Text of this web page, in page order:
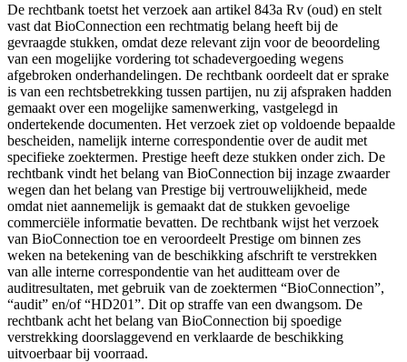
De rechtbank toetst het verzoek aan artikel 843a Rv (oud) en stelt
vast dat BioConnection een rechtmatig belang heeft bij de
gevraagde stukken, omdat deze relevant zijn voor de beoordeling
van een mogelijke vordering tot schadevergoeding wegens
afgebroken onderhandelingen. De rechtbank oordeelt dat er sprake
is van een rechtsbetrekking tussen partijen, nu zij afspraken hadden
gemaakt over een mogelijke samenwerking, vastgelegd in
ondertekende documenten. Het verzoek ziet op voldoende bepaalde
bescheiden, namelijk interne correspondentie over de audit met
specifieke zoektermen. Prestige heeft deze stukken onder zich. De
rechtbank vindt het belang van BioConnection bij inzage zwaarder
wegen dan het belang van Prestige bij vertrouwelijkheid, mede
omdat niet aannemelijk is gemaakt dat de stukken gevoelige
commerciële informatie bevatten. De rechtbank wijst het verzoek
van BioConnection toe en veroordeelt Prestige om binnen zes
weken na betekening van de beschikking afschrift te verstrekken
van alle interne correspondentie van het auditteam over de
auditresultaten, met gebruik van de zoektermen “BioConnection”,
“audit” en/of “HD201”. Dit op straffe van een dwangsom. De
rechtbank acht het belang van BioConnection bij spoedige
verstrekking doorslaggevend en verklaarde de beschikking
uitvoerbaar bij voorraad.